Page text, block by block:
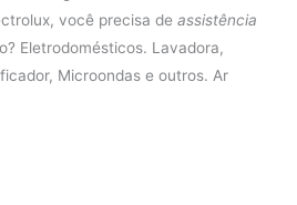
você precisa deassistência
Eletrodomésticos. Lavadora,
Microondas e outros. Ar